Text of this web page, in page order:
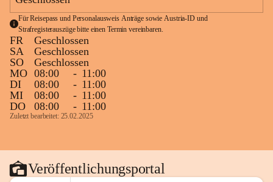
Für Reisepass und Personalausweis Anträge sowie Austria-ID und
Strafregisterauszüge bitte einen Termin vereinbaren.
FR
Geschlossen
SA
Geschlossen
SO
Geschlossen
MO 08:00 - 11:00
DI
08:00 - 11:00
MI
08:00 - 11:00
DO
08:00 - 11:00
Zuletzt bearbeitet: 25.02.2025
Veröffentlichungsportal